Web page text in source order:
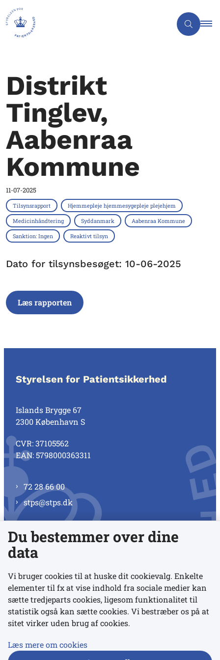
Distrikt
Tinglev,
Aabenraa
Kommune
11-07-2025
Tilsynsrapport Hjemmepleje hjemmesygepleje plejehjem
Medicinhåndtering Syddanmark Aabenraa Kommune
Sanktion: Ingen Reaktivt tilsyn
Dato for tilsynsbesøget: 10-06-2025
Læs rapporten
Styrelsen for Patientsikkerhed
Islands Brygge 67
2300 København S
CVR: 37105562
EAN: 5798000363311
72 28 66 00
stps@stps.dk
Se alle kontaktnumre
Links
Udgivelser
Du bestemmer over dine
data
Vi bruger cookies til at huske dit cookievalg. Enkelte
elementer til fx at vise indhold fra sociale medier kan
sætte tredjeparts cookies, ligesom funktionalitet til
statistik også kan sætte cookies. Vi bestræber os på at
sitet virker uden brug af cookies.
Læs mere om cookies